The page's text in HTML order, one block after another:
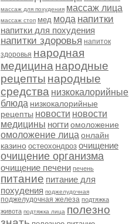
массаж для похудения массаж лица
массаж стоп мед мода напитки
напитки для похудения
напитки здоровья напиток
здоровья народная
медицина народные
рецепты народные
средства низкокалорийные
блюда низкокалорийные
рецепты новости новости
медицины ногтиомоложение
омоложение лица онлайн
казино остеохондроз очищение
очищение организма
очищение печени печень
питание питание для
похудения поджелудочная
поджелудочная железа подтяжка
живота подтяжка лица полезно